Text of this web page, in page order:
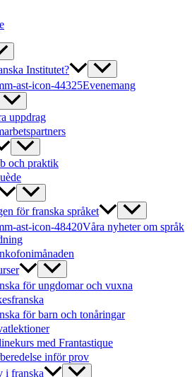
Institutet?
Evenemang
uppdrag
och praktik
för franska språket
Våra nyheter om språk
för ungdomar och vuxna
för barn och tonåringar
med Frantastique
inför prov
i franska